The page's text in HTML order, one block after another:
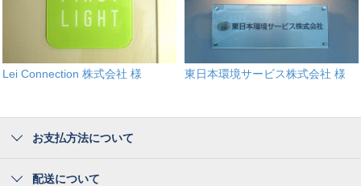
Lei Connection 株式会社 様 東日本環境サービス株式会社 様
お支払方法について
配送について